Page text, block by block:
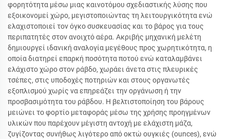
φορητότητα μέσω μιας καινοτόμου σχεδιαστικής λύσης που
εξοικονομεί χώρο, μεγιστοποιώντας τη λειτουργικότητα ενώ
ελαχιστοποιεί τον όγκο συσκευασίας και το βάρος για τους
περιπατητές στον ανοιχτό αέρα. Ακριβής μηχανική μελέτη
δημιουργεί ιδανική αναλογία μεγέθους προς χωρητικότητα, η
οποία διατηρεί επαρκή ποσότητα ποτού ενώ καταλαμβάνει
ελάχιστο χώρο στον ράβδο, χωράει άνετα στις πλευρικές
τσέπες, στις υποδοχές ποτηριών και στους οργανωτές
εξοπλισμού χωρίς να επηρεάζει την οργάνωση ή την
προσβασιμότητα του ράβδου. Η βελτιστοποίηση του βάρους
μειώνει το φορτίο μεταφοράς μέσω της χρήσης προηγμένων
υλικών που παρέχουν μέγιστη αντοχή με ελάχιστη μάζα,
ζυγίζοντας συνήθως λιγότερο από οκτώ ουγκιές (ounces), ενώ